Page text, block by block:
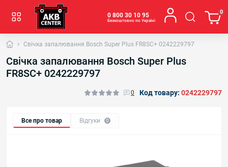
0 800 30 10 95
Безкоштовно по Україні
0
Свічка запалювання Bosch Super Plus FR8SC+ 0242229797
Свічка запалювання Bosch Super Plus
FR8SC+ 0242229797
0 Код товару: 0242229797
Все про товар Відгуки 0